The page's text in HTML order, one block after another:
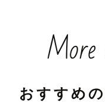
ハウス様 etc
More
おすすめ